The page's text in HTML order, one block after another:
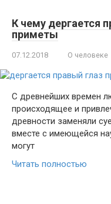
К чему дергается
приметы
07.12.2018 О человеке
С древнейших времен
происходящее и
древности заменяли
вместе с имеющейся
могут
Читать полностью